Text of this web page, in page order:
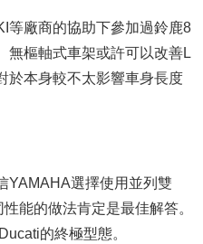
等廠商的協助下參加過鈴鹿8
無樞軸式車架或許可以改善L
於本身較不太影響車身長度
YAMAHA選擇使用並列雙
能的做法肯定是最佳解答。
的終極型態。